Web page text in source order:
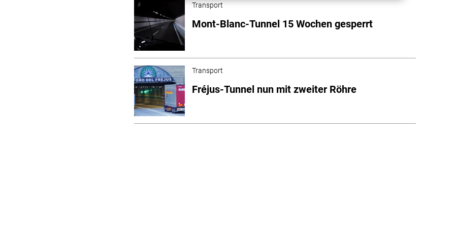
Transport
Mont-Blanc-Tunnel 15 Wochen gesperrt
Transport
Fréjus-Tunnel nun mit zweiter Röhre